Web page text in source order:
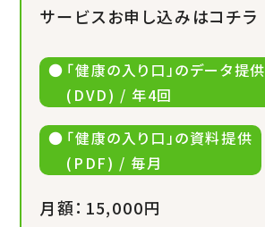
サービスお申し込みはコチラ
「健康の入り口」のデータ提供
(DVD) / 年4回
「健康の入り口」の資料提供
(PDF) / 毎月
月額：15,000円